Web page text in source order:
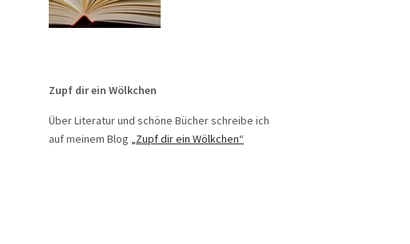
Zupf dir ein Wölkchen
Über Literatur und schöne Bücher schreibe ich
auf meinem Blog
„Zupf dir ein Wölkchen“